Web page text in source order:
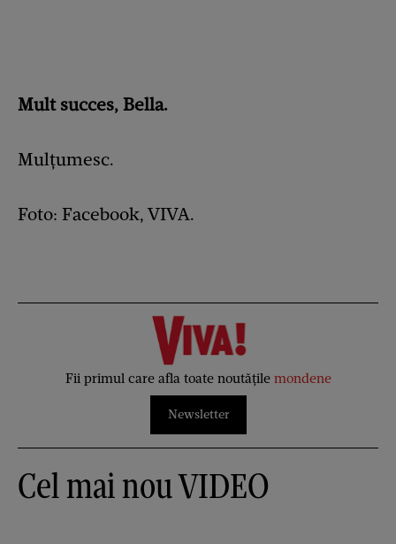
Mult succes, Bella.
Mulțumesc.
Foto: Facebook, VIVA.
Fii primul care afla toate noutățile mondene
Newsletter
Cel mai nou VIDEO